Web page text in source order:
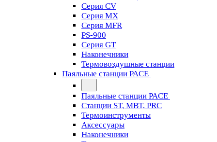
Серия CV
Серия MX
Серия MFR
PS-900
Серия GT
Наконечники
Термовоздушные станции
Паяльные станции PACE
Паяльные станции PACE
Станции ST, MBT, PRC
Термоинструменты
Аксессуары
Наконечники